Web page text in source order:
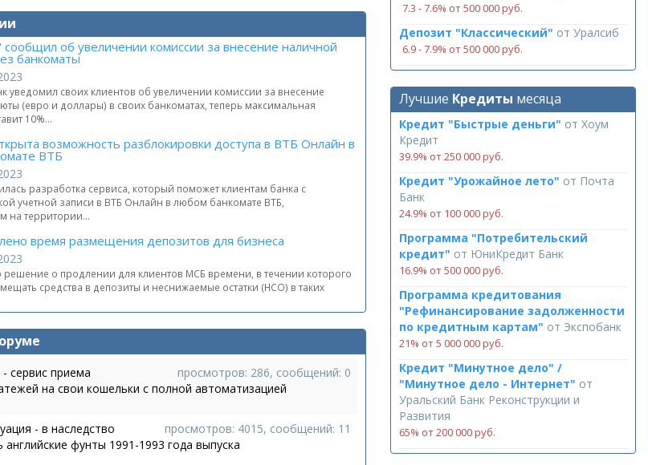
об увеличении комиссии за внесение наличной
банкоматы
уведомил своих клиентов об увеличении комиссии за внесение
(евро и доллары) в своих банкоматах, теперь максимальная
10%...
возможность разблокировки доступа в ВТБ Онлайн в
ВТБ
разработка сервиса, который поможет клиентам банка с
учетной записи в ВТБ Онлайн в любом банкомате ВТБ,
на территории...
время размещения депозитов для бизнеса
решение о продлении для клиентов МСБ времени, в течении которого
средства в депозиты и неснижаемые остатки (НСО) в таких
просмотров: 286, сообщений: 0
сервис приема
на свои кошельки с полной автоматизацией
просмотров: 4015, сообщений: 11
- в наследство
английские фунты 1991-1993 года выпуска
7.3 ‑ 7.6% от 500 000 руб.
Депозит "Классический" от Уралсиб
6.9 ‑ 7.9% от 500 000 руб.
Лучшие Кредиты месяца
Кредит "Быстрые деньги" от Хоум
Кредит
39.9% от 250 000 руб.
Кредит "Урожайное лето" от Почта
Банк
24.9% от 100 000 руб.
Программа "Потребительский
кредит" от ЮниКредит Банк
16.9% от 500 000 руб.
Программа кредитования
"Рефинансирование задолженности
по кредитным картам" от Экспобанк
21% от 5 000 000 руб.
Кредит "Минутное дело" /
"Минутное дело - Интернет" от
Уральский Банк Реконструкции и
Развития
65% от 200 000 руб.